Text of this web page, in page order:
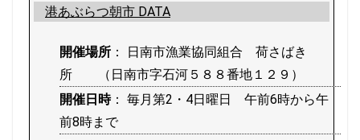
港あぶらつ朝市 DATA
開催場所 ： 日南市漁業協同組合 荷さばき
所 （日南市字石河５８８番地１２９）
開催日時： 毎月第2・4日曜日 午前6時から午
前8時まで